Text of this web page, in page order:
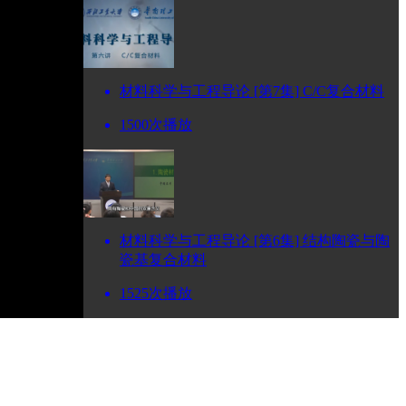
材料科学与工程导论 [第7集] C/C复合材料
1500次播放
材料科学与工程导论 [第6集] 结构陶瓷与陶
瓷基复合材料
1525次播放